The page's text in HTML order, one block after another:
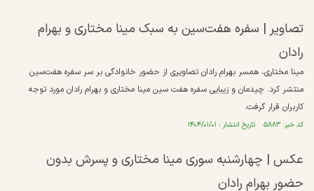
تصاویر | سفره هفت‌سین به سبک مینا مختاری و بهرام
رادان
مینا مختاری، همسر بهرام رادان تصاویری از حضور خانوادگی بر سر سفره هفت‌سین
منتشر کرد. چیدمان و زیبایی سفره هفت سین مینا مختاری و بهرام رادان مورد توجه
کاربران قرار گرفت.
کد خبر: ۵۸۸۳ تاریخ انتشار : ۱۴۰۴/۰۱/۰۱
عکس | چهارشنبه‌ سوری مینا مختاری و پسرش بدون
حضور بهرام رادان